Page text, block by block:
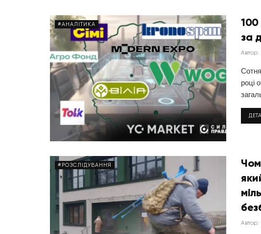
#АНАЛІТИКА
100
за
Автор:
році
#РОЗСЛІДУВАННЯ
Автор: